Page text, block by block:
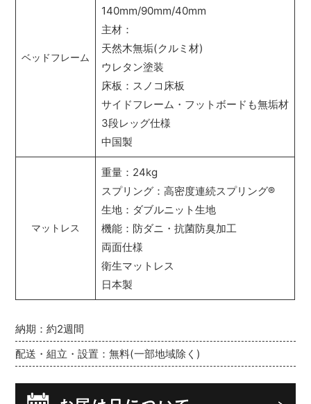
納期：約2週間
配送・組立・設置：無料(一部地域除く)
ベッドフレーム
140mm/90mm/40mm
主材：
天然木無垢(クルミ材)
ウレタン塗装
床板：スノコ床板
サイドフレーム・フットボードも無垢材
3段レッグ仕様
中国製
マットレス
重量：24kg
スプリング：高密度連続スプリング®
生地：ダブルニット生地
機能：防ダニ・抗菌防臭加工
両面仕様
衛生マットレス
日本製